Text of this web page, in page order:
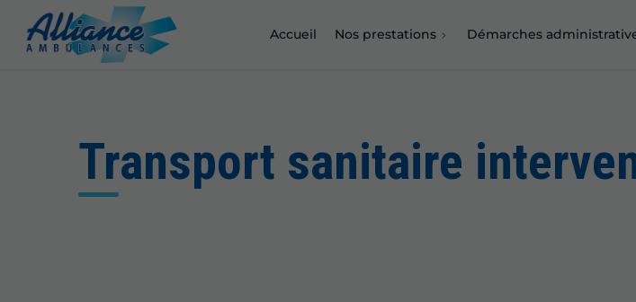
Accueil Nos prestations Démarches
Transport sanitaire